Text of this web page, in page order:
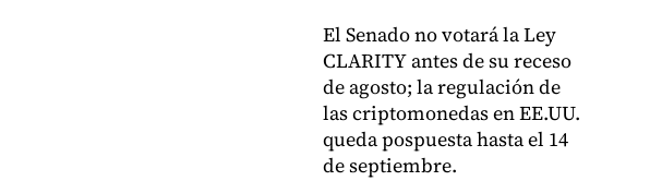
El Senado no votará la Ley
CLARITY antes de su receso
de agosto; la regulación de
las criptomonedas en EE.UU.
queda pospuesta hasta el 14
de septiembre.